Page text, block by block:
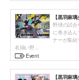
【黒羽麻
野球の試合
に巻き込
ナーが集結
名揃い野...
Event
【黒羽麻